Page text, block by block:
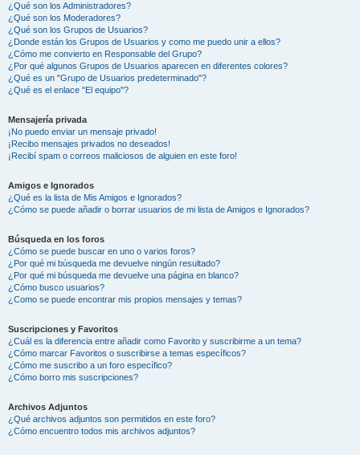
¿Qué son los Administradores?
¿Qué son los Moderadores?
¿Qué son los Grupos de Usuarios?
¿Donde están los Grupos de Usuarios y como me puedo unir a ellos?
¿Cómo me convierto en Responsable del Grupo?
¿Por qué algunos Grupos de Usuarios aparecen en diferentes colores?
¿Qué es un "Grupo de Usuarios predeterminado"?
¿Qué es el enlace "El equipo"?
Mensajería privada
¡No puedo enviar un mensaje privado!
¡Recibo mensajes privados no deseados!
¡Recibí spam o correos maliciosos de alguien en este foro!
Amigos e Ignorados
¿Qué es la lista de Mis Amigos e Ignorados?
¿Cómo se puede añadir o borrar usuarios de mi lista de Amigos e Ignorados?
Búsqueda en los foros
¿Cómo se puede buscar en uno o varios foros?
¿Por qué mi búsqueda me devuelve ningún resultado?
¿Por qué mi búsqueda me devuelve una página en blanco?
¿Cómo busco usuarios?
¿Como se puede encontrar mis propios mensajes y temas?
Suscripciones y Favoritos
¿Cuál es la diferencia entre añadir como Favorito y suscribirme a un tema?
¿Cómo marcar Favoritos o suscribirse a temas específicos?
¿Cómo me suscribo a un foro específico?
¿Cómo borro mis suscripciones?
Archivos Adjuntos
¿Qué archivos adjuntos son permitidos en este foro?
¿Cómo encuentro todos mis archivos adjuntos?